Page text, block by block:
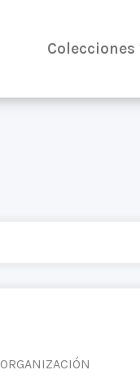
Colecciones
ORGANIZACIÓN